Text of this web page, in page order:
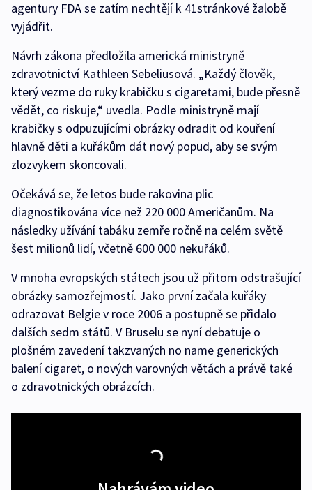
agentury FDA se zatím nechtějí k 41stránkové žalobě
vyjádřit.
Návrh zákona předložila americká ministryně
zdravotnictví Kathleen Sebeliusová. „Každý člověk,
který vezme do ruky krabičku s cigaretami, bude přesně
vědět, co riskuje,“ uvedla. Podle ministryně mají
krabičky s odpuzujícími obrázky odradit od kouření
hlavně děti a kuřákům dát nový popud, aby se svým
zlozvykem skoncovali.
Očekává se, že letos bude rakovina plic
diagnostikována více než 220 000 Američanům. Na
následky užívání tabáku zemře ročně na celém světě
šest milionů lidí, včetně 600 000 nekuřáků.
V mnoha evropských státech jsou už přitom odstrašující
obrázky samozřejmostí. Jako první začala kuřáky
odrazovat Belgie v roce 2006 a postupně se přidalo
dalších sedm států. V Bruselu se nyní debatuje o
plošném zavedení takzvaných no name generických
balení cigaret, o nových varovných větách a právě také
o zdravotnických obrázcích.